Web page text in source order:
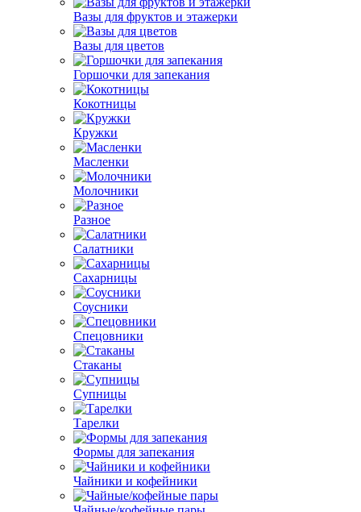
Вазы для фруктов и этажерки
Вазы для цветов
Горшочки для запекания
Кокотницы
Кружки
Масленки
Молочники
Разное
Салатники
Сахарницы
Соусники
Спецовники
Стаканы
Супницы
Тарелки
Формы для запекания
Чайники и кофейники